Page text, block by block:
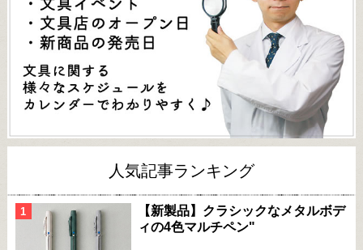
人気記事ランキング
【新製品】クラシックなメタルボデ
ィの4色マルチペン"